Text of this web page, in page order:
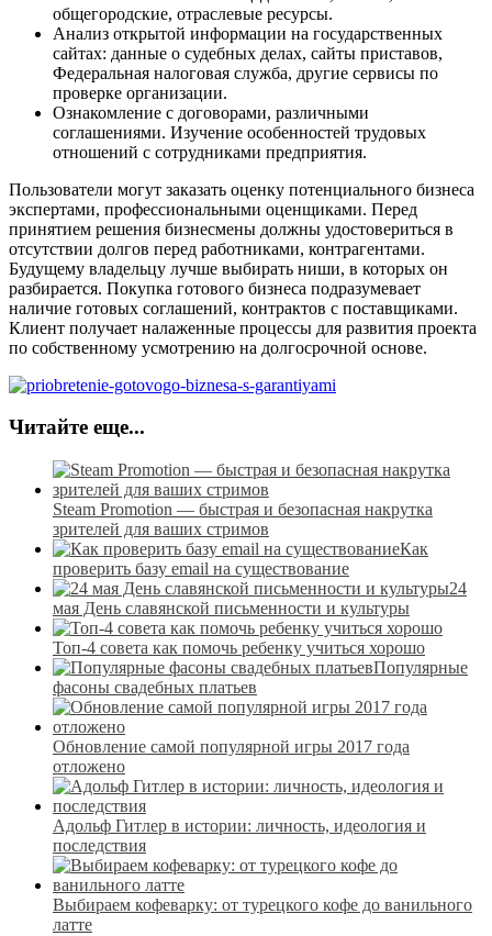
общегородские, отраслевые ресурсы.
Анализ открытой информации на государственных
сайтах: данные о судебных делах, сайты приставов,
Федеральная налоговая служба, другие сервисы по
проверке организации.
Ознакомление с договорами, различными
соглашениями. Изучение особенностей трудовых
отношений с сотрудниками предприятия.
Пользователи могут заказать оценку потенциального бизнеса
экспертами, профессиональными оценщиками. Перед
принятием решения бизнесмены должны удостовериться в
отсутствии долгов перед работниками, контрагентами.
Будущему владельцу лучше выбирать ниши, в которых он
разбирается. Покупка готового бизнеса подразумевает
наличие готовых соглашений, контрактов с поставщиками.
Клиент получает налаженные процессы для развития проекта
по собственному усмотрению на долгосрочной основе.
Читайте еще...
Steam Promotion — быстрая и безопасная накрутка
зрителей для ваших стримов
Как
проверить базу email на существование
24
мая День славянской письменности и культуры
Топ-4 совета как помочь ребенку учиться хорошо
Популярные
фасоны свадебных платьев
Обновление самой популярной игры 2017 года
отложено
Адольф Гитлер в истории: личность, идеология и
последствия
Выбираем кофеварку: от турецкого кофе до ванильного
латте